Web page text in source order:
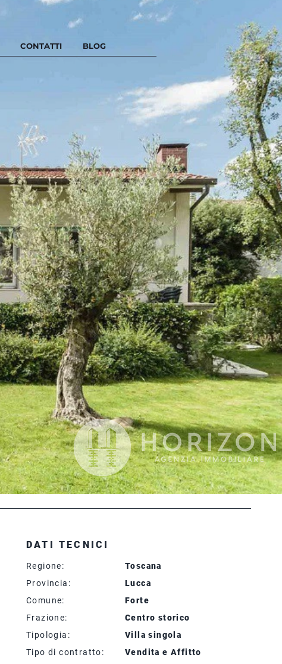
CONTATTI BLOG
DATI TECNICI
Regione:
Toscana
Provincia:
Lucca
Comune:
Forte
Frazione:
Centro storico
Tipologia:
Villa singola
Tipo di contratto:
Vendita e Affitto